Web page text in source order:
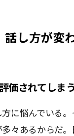
話し方が変
価されてしまう
に悩んでいる
々あるからだ